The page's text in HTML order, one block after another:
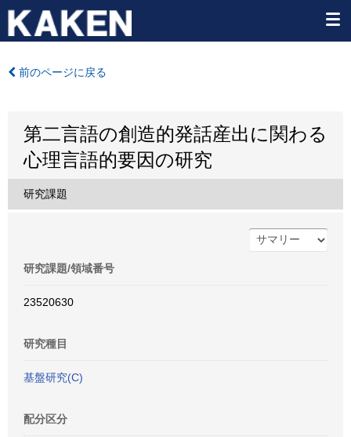
前のページに戻る
第二言語の創造的発話産出に関わる
心理言語的要因の研究
研究課題
研究課題/領域番号
23520630
研究種目
基盤研究(C)
配分区分